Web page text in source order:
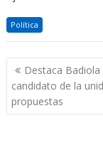
Política
Navegación
de
entradas
Destaca
candidato de la
propuestas